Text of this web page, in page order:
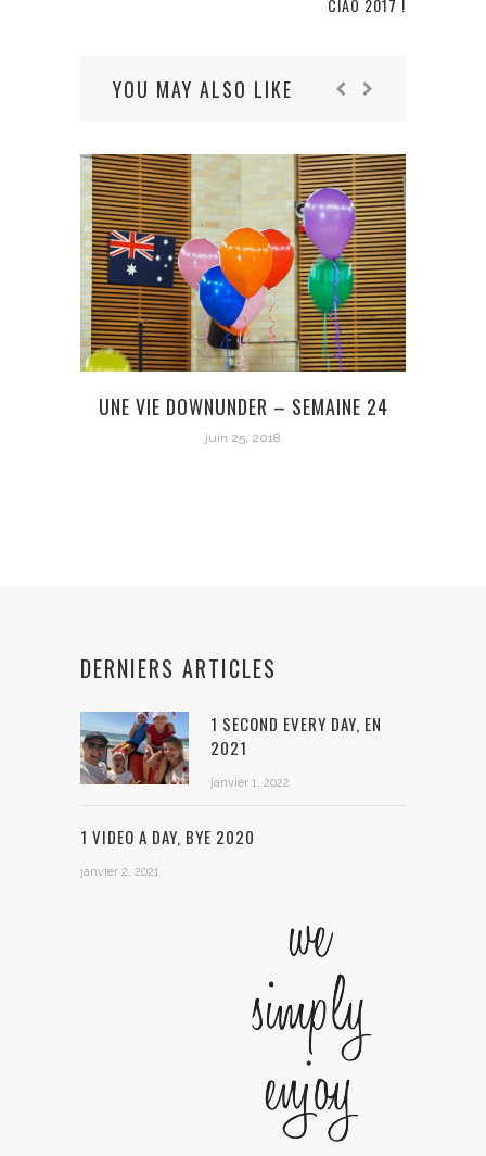
CIAO 2017 !
YOU MAY ALSO LIKE
UNE VIE DOWNUNDER – SEMAINE 24
juin 25, 2018
DERNIERS ARTICLES
1 SECOND EVERY DAY, EN
2021
janvier 1, 2022
1 VIDEO A DAY, BYE 2020
janvier 2, 2021